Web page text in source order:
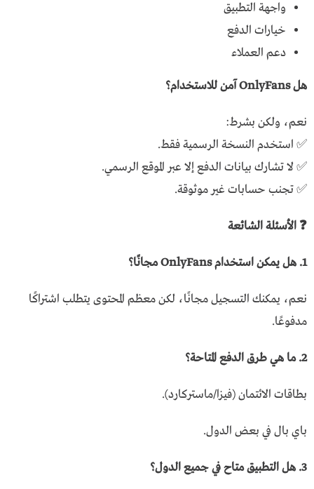
واجهة التطبيق
خيارات الدفع
دعم العملاء
هل OnlyFans آمن للاستخدام؟
نعم، ولكن بشرط:
✅ استخدم النسخة الرسمية فقط.
✅ لا تشارك بيانات الدفع إلا عبر الموقع الرسمي.
✅ تجنب حسابات غير موثوقة.
❓ الأسئلة الشائعة
1. هل يمكن استخدام OnlyFans مجانًا؟
نعم، يمكنك التسجيل مجانًا، لكن معظم المحتوى يتطلب اشتراكًا
مدفوعًا.
2. ما هي طرق الدفع المتاحة؟
بطاقات الائتمان (فيزا/ماستركارد).
باي بال في بعض الدول.
3. هل التطبيق متاح في جميع الدول؟